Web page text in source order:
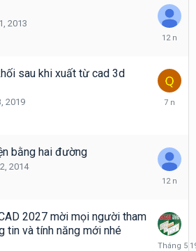
2014
2013
Tháng
2013
sau khi xuất từ cad 3d
2019
Tháng
bằng hai đường
2014
Tháng
2014
2027 mời mọi người tham
tin và tính năng mới nhé
Tháng